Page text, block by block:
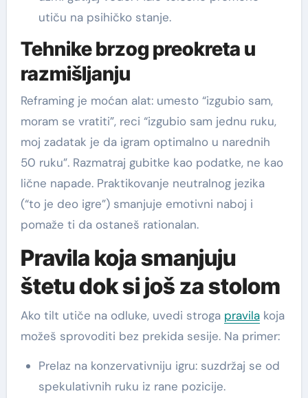
utiču na psihičko stanje.
Tehnike brzog preokreta u
razmišljanju
Reframing je moćan alat: umesto “izgubio sam,
moram se vratiti”, reci “izgubio sam jednu ruku,
moj zadatak je da igram optimalno u narednih
50 ruku”. Razmatraj gubitke kao podatke, ne kao
lične napade. Praktikovanje neutralnog jezika
(“to je deo igre”) smanjuje emotivni naboj i
pomaže ti da ostaneš rationalan.
Pravila koja smanjuju
štetu dok si još za stolom
Ako tilt utiče na odluke, uvedi stroga pravilakoja
možeš sprovoditi bez prekida sesije. Na primer:
Prelaz na konzervativniju igru: suzdržaj se od
spekulativnih ruku iz rane pozicije.